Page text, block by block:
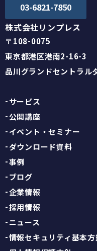
03-6821-7850
株式会社リンプレス
〒108-0075
東京都港区港南2-16-3
品川グランドセントラル
サービス
公開講座
イベント・セミナー
ダウンロード資料
事例
ブログ
企業情報
採用情報
ニュース
情報セキュリティ基本